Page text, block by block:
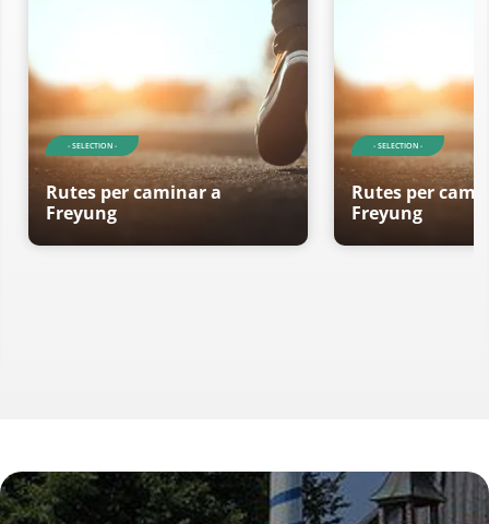
- SELECTION -
Rutes per caminar a
Freyung
- SELECTION -
Rutes per
Freyung